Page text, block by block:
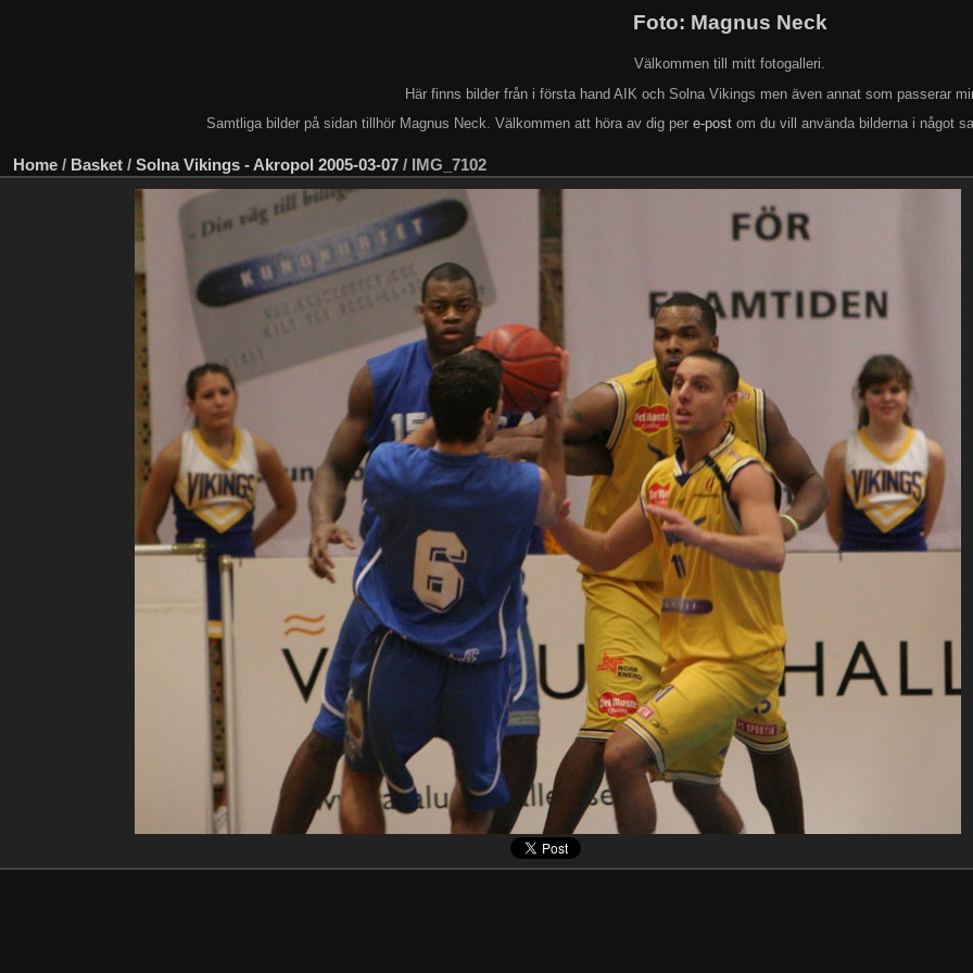
Foto: Magnus Neck
Välkommen till mitt fotogalleri.
Här finns bilder från i första hand AIK och Solna Vikings men även annat som passerar
Samtliga bilder på sidan tillhör Magnus Neck. Välkommen att höra av dig per e-post om du vill använda bilderna i något
Home / Basket / Solna Vikings - Akropol 2005-03-07 / IMG_7102